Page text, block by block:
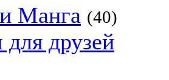
Манга (40)
друзей